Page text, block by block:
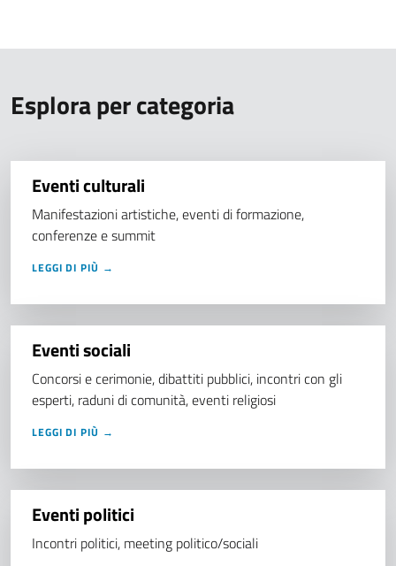
Esplora per categoria
Eventi culturali
Manifestazioni artistiche, eventi di formazione,
conferenze e summit
LEGGI DI PIÙ →
Eventi sociali
Concorsi e cerimonie, dibattiti pubblici, incontri con gli
esperti, raduni di comunità, eventi religiosi
LEGGI DI PIÙ →
Eventi politici
Incontri politici, meeting politico/sociali